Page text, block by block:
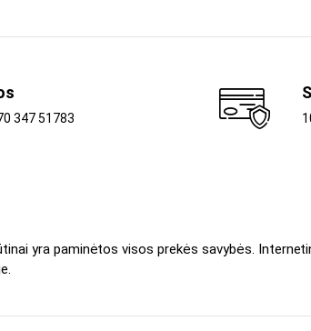
347 51783
yra paminėtos visos prekės savybės.